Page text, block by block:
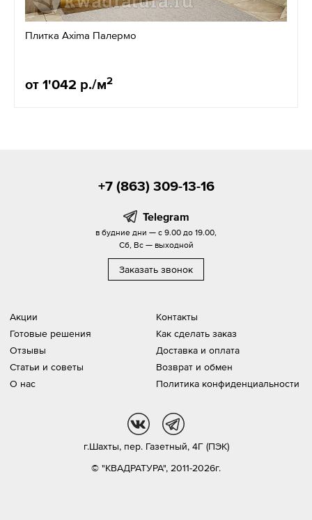
Плитка Axima Палермо
от 1'042 р./м2
Акции
Готовые решения
Отзывы
Статьи и советы
О нас
Контакты
Как сделать заказ
Доставка и оплата
Возврат и обмен
Политика конфиденциальности
+7 (863) 309-13-16
Telegram
в будние дни — с 9.00 до 19.00,
Сб, Вс — выходной
Заказать звонок
© "КВАДРАТУРА", 2011-2026г.
г.Шахты, пер. Газетный, 4Г (ПЭК)
vk tg